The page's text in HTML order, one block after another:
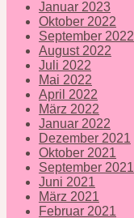
Januar 2023
Oktober 2022
September 2022
August 2022
Juli 2022
Mai 2022
April 2022
März 2022
Januar 2022
Dezember 2021
Oktober 2021
September 2021
Juni 2021
März 2021
Februar 2021